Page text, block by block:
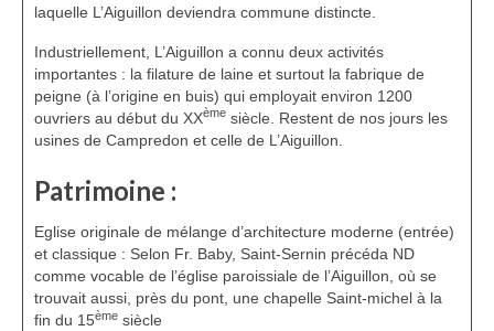
laquelle L’Aiguillon deviendra commune distincte.
Industriellement, L’Aiguillon a connu deux activités
importantes : la filature de laine et surtout la fabrique de
peigne (à l’origine en buis) qui employait environ 1200
ouvriers au début du XXème siècle. Restent de nos jours les
usines de Campredon et celle de L’Aiguillon.
Patrimoine :
Eglise originale de mélange d’architecture moderne (entrée)
et classique : Selon Fr. Baby, Saint-Sernin précéda ND
comme vocable de l’église paroissiale de l’Aiguillon, où se
trouvait aussi, près du pont, une chapelle Saint-michel à la
fin du 15ème siècle